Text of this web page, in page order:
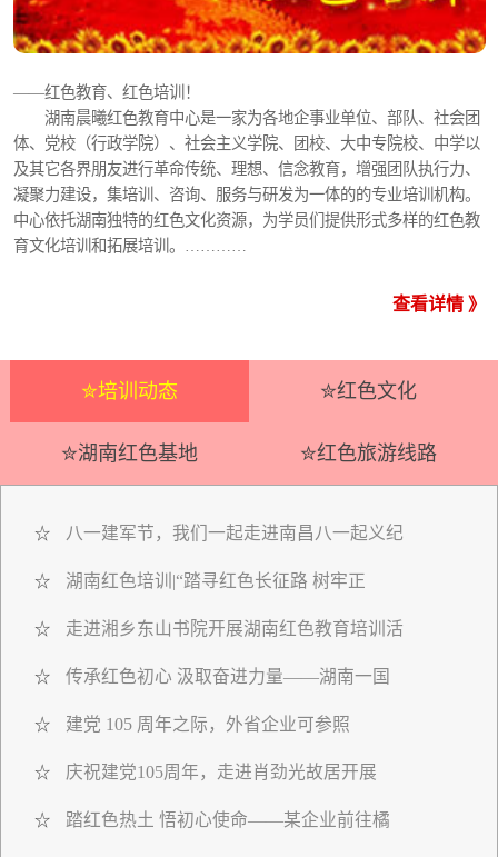
——红色教育、红色培训！
湖南晨曦红色教育中心是一家为各地企事业单位、部队、社会团
体、党校（行政学院）、社会主义学院、团校、大中专院校、中学以
及其它各界朋友进行革命传统、理想、信念教育，增强团队执行力、
凝聚力建设，集培训、咨询、服务与研发为一体的的专业培训机构。
中心依托湖南独特的红色文化资源，为学员们提供形式多样的红色教
育文化培训和拓展培训。…………
查看详情 》
✮培训动态 ✮红色文化
✮湖南红色基地 ✮红色旅游线路
☆ 八一建军节，我们一起走进南昌八一起义纪
☆ 湖南红色培训|“踏寻红色长征路 树牢正
☆ 走进湘乡东山书院开展湖南红色教育培训活
☆ 传承红色初心 汲取奋进力量——湖南一国
☆ 建党 105 周年之际，外省企业可参照
☆ 庆祝建党105周年，走进肖劲光故居开展
☆ 踏红色热土 悟初心使命——某企业前往橘